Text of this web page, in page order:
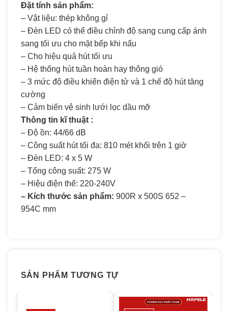
Đặt tính sản phẩm:
– Vật liệu: thép không gỉ
– Đèn LED có thể điều chỉnh độ sang cung cấp ánh
sang tối ưu cho mặt bếp khi nấu
– Cho hiệu quả hút tối ưu
– Hệ thống hút tuần hoàn hay thông gió
– 3 mức độ điều khiển điện tử và 1 chế độ hút tăng
cường
– Cảm biến vệ sinh lưới lọc dầu mỡ
Thông tin kĩ thuật :
– Độ ồn: 44/66 dB
– Công suất hút tối đa: 810 mét khối trên 1 giờ
– Đèn LED: 4 x 5 W
– Tổng công suất: 275 W
– Hiệu điện thế: 220-240V
– Kích thước sản phẩm: 900R x 500S 652 –
954C mm
SẢN PHẨM TƯƠNG TỰ